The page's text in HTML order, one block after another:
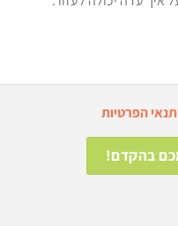
תנאי הפרטיות